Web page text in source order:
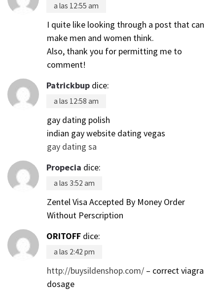
a las 12:55 am
I quite like looking through a post that can
make men and women think.
Also, thank you for permitting me to
comment!
Patrickbup dice:
a las 12:58 am
gay dating polish
indian gay website dating vegas
gay dating sa
Propecia dice:
a las 3:52 am
Zentel Visa Accepted By Money Order
Without Perscription
ORITOFF dice:
a las 2:42 pm
http://buysildenshop.com/ – correct viagra
dosage